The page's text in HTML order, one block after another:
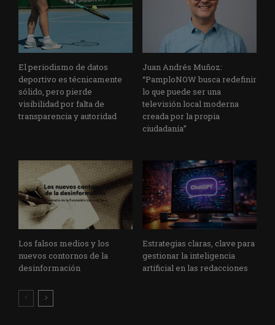
El periodismo de datos
deportivo es técnicamente
sólido, pero pierde
visibilidad por falta de
transparencia y autoridad
Juan Andrés Muñoz:
“PamploNOW busca redefinir
lo que puede ser una
televisión local moderna
creada por la propia
ciudadanía”
Los falsos medios y los
nuevos contornos de la
desinformación
Estrategias claras, clave para
gestionar la inteligencia
artificial en las redacciones